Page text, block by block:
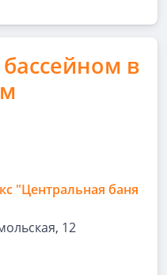
в
"Центральная баня
12